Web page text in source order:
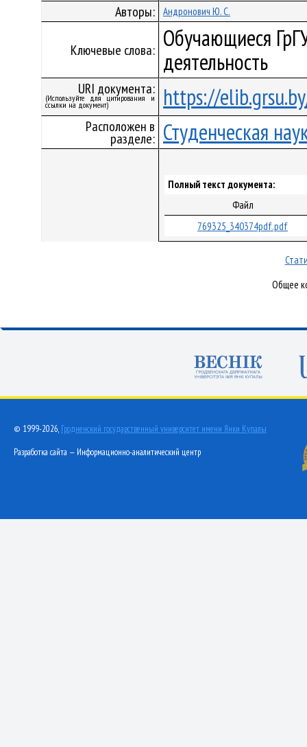
Авторы: Андронович Ю. С.
Ключевые слова: Обучающиеся
деятельность
URI документа:
(Используйте для цитирования и
ссылки на документ) https://
Расположен в
разделе: Студенческая
Полный текст документа:
Файл
769325_340374pdf.pdf
Общее
© 1999-2026, Гродненский государственный университет имени Янки Купалы
Разработка сайта — Информационно-аналитический центр